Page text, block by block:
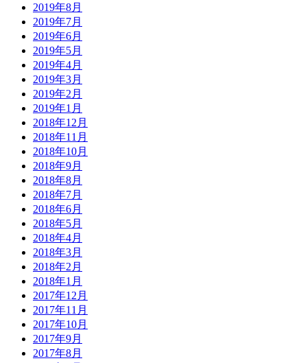
2019年8月
2019年7月
2019年6月
2019年5月
2019年4月
2019年3月
2019年2月
2019年1月
2018年12月
2018年11月
2018年10月
2018年9月
2018年8月
2018年7月
2018年6月
2018年5月
2018年4月
2018年3月
2018年2月
2018年1月
2017年12月
2017年11月
2017年10月
2017年9月
2017年8月